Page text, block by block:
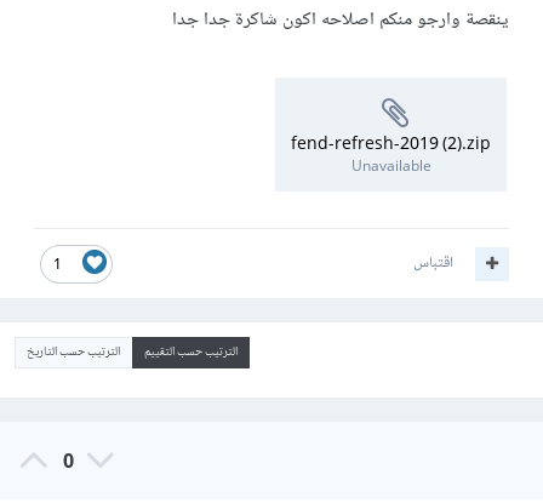
ينقصة وارجو منكم اصلاحه اكون شاكرة جدا جدا
fend-refresh-2019 (2).zip
Unavailable
1 اقتباس
الترتيب حسب التقييم الترتيب حسب التاريخ
0